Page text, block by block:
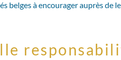
à encourager auprès de